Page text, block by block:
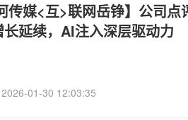
传媒<互>联网岳铮】公司
长延续，AI注入深层驱动力
2026-01-30 12:03:35